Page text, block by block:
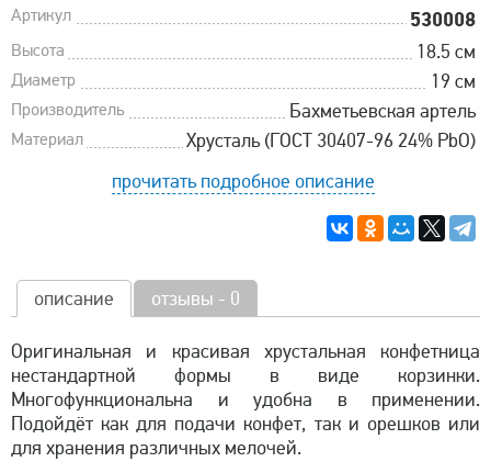
Артикул 530008
Высота 18.5 см
Диаметр 19 см
Производитель Бахметьевская артель
Материал
Хрусталь (ГОСТ 30407-96 24% PbO)
прочитать подробное описание
описание отзывы - 0
Оригинальная и красивая хрустальная конфетница
нестандартной формы в виде корзинки.
Многофункциональна и удобна в применении.
Подойдёт как для подачи конфет, так и орешков или
для хранения различных мелочей.